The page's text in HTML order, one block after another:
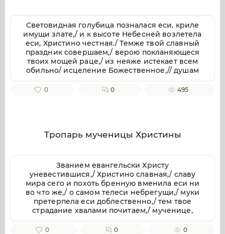
Световидная голубица позналася еси, криле
имущи злате,/ и к высоте Небесней возлетела
еси, Христино честная./ Темже твой славный
праздник совершаем,/ верою покланяющеся
твоих мощей раце,/ из неяже истекает всем
обильно/ исцеление Божественное,// душам
же и телом.
0 0 495
Тропарь мученицы Христины
Званием евангельски Христу
уневестившися,/ Христино славная,/ славу
мира сего и похоть бренную вменила еси ни
во что же,/ о самом телеси небрегущи,/ муки
претерпела еси доблественно,/ тем твое
страдание хвалами почитаем,/ мученице,
Христу тезоименитая.
0 0 0